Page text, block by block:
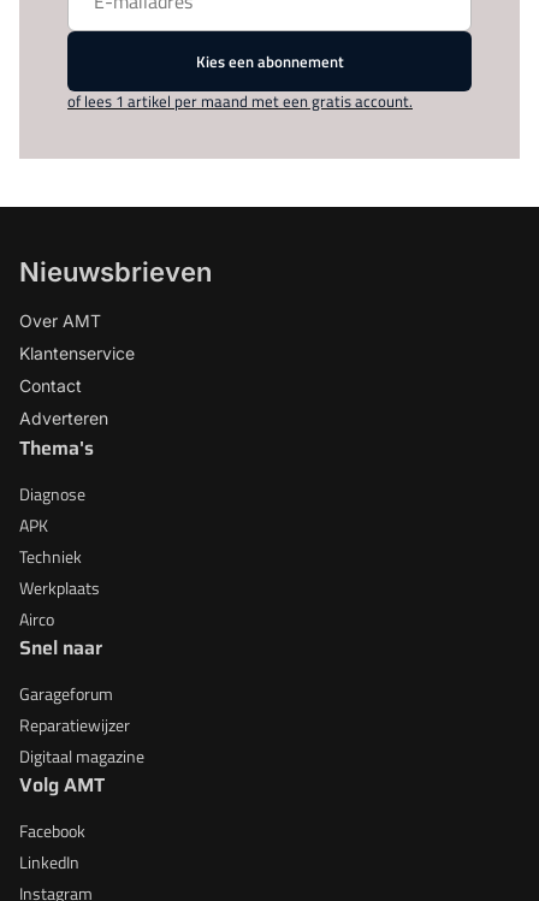
Kies een abonnement
of lees 1 artikel per maand met een gratis account.
Nieuwsbrieven
Over AMT
Klantenservice
Contact
Adverteren
Thema's
Diagnose
APK
Techniek
Werkplaats
Airco
Snel naar
Garageforum
Reparatiewijzer
Digitaal magazine
Volg AMT
Facebook
LinkedIn
Instagram